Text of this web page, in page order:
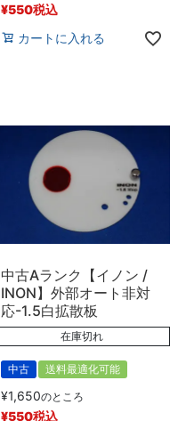
¥550税込
カートに入れる
中古Aランク【イノン /
INON】外部オート非対
応-1.5白拡散板
在庫切れ
中古 送料最適化可能
¥1,650のところ
¥550税込